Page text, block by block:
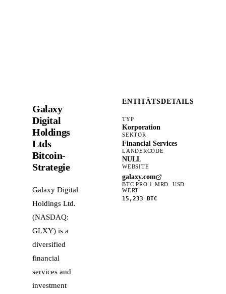
Galaxy
Digital
Holdings
Ltds
Bitcoin-
Strategie
Galaxy Digital
Holdings Ltd.
(NASDAQ:
GLXY) is a
diversified
financial
services and
investment
ENTITÄTSDETAILS
TYP
Korporation
SEKTOR
Financial Services
LÄNDERCODE
NULL
WEBSITE
galaxy.com
BTC PRO 1 MRD. USD
WERT
15,233 BTC